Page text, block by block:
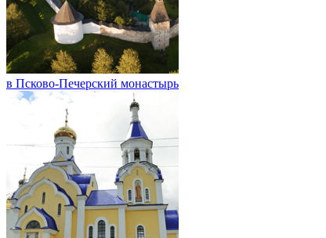
в Псково-Печерский монастырь